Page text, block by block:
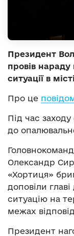
Президент
провів нараду
ситуації в
Про це
Під час заходу
до
Олександр
«Хортиця»
доповіли
ситуацію на
межах
Президент